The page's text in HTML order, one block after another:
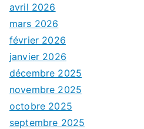
avril 2026
mars 2026
février 2026
janvier 2026
décembre 2025
novembre 2025
octobre 2025
septembre 2025